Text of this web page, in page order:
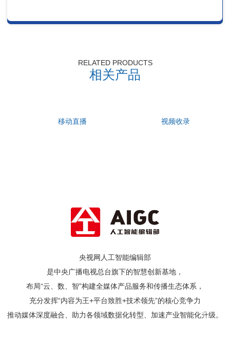
RELATED PRODUCTS
相关产品
移动直播 视频收录
申
请
央视网人工智能编辑部
是中央广播电视总台旗下的智慧创新基地，
布局“云、数、智”构建全媒体产品服务和传播生态体系，
充分发挥“内容为王+平台致胜+技术领先”的核心竞争力
推动媒体深度融合、助力各领域数据化转型、加速产业智能化升级。